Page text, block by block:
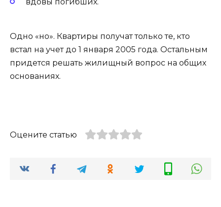
Одно «но». Квартиры получат только те, кто
встал на учет до 1 января 2005 года. Остальным
придется решать жилищный вопрос на общих
основаниях.
Оцените статью